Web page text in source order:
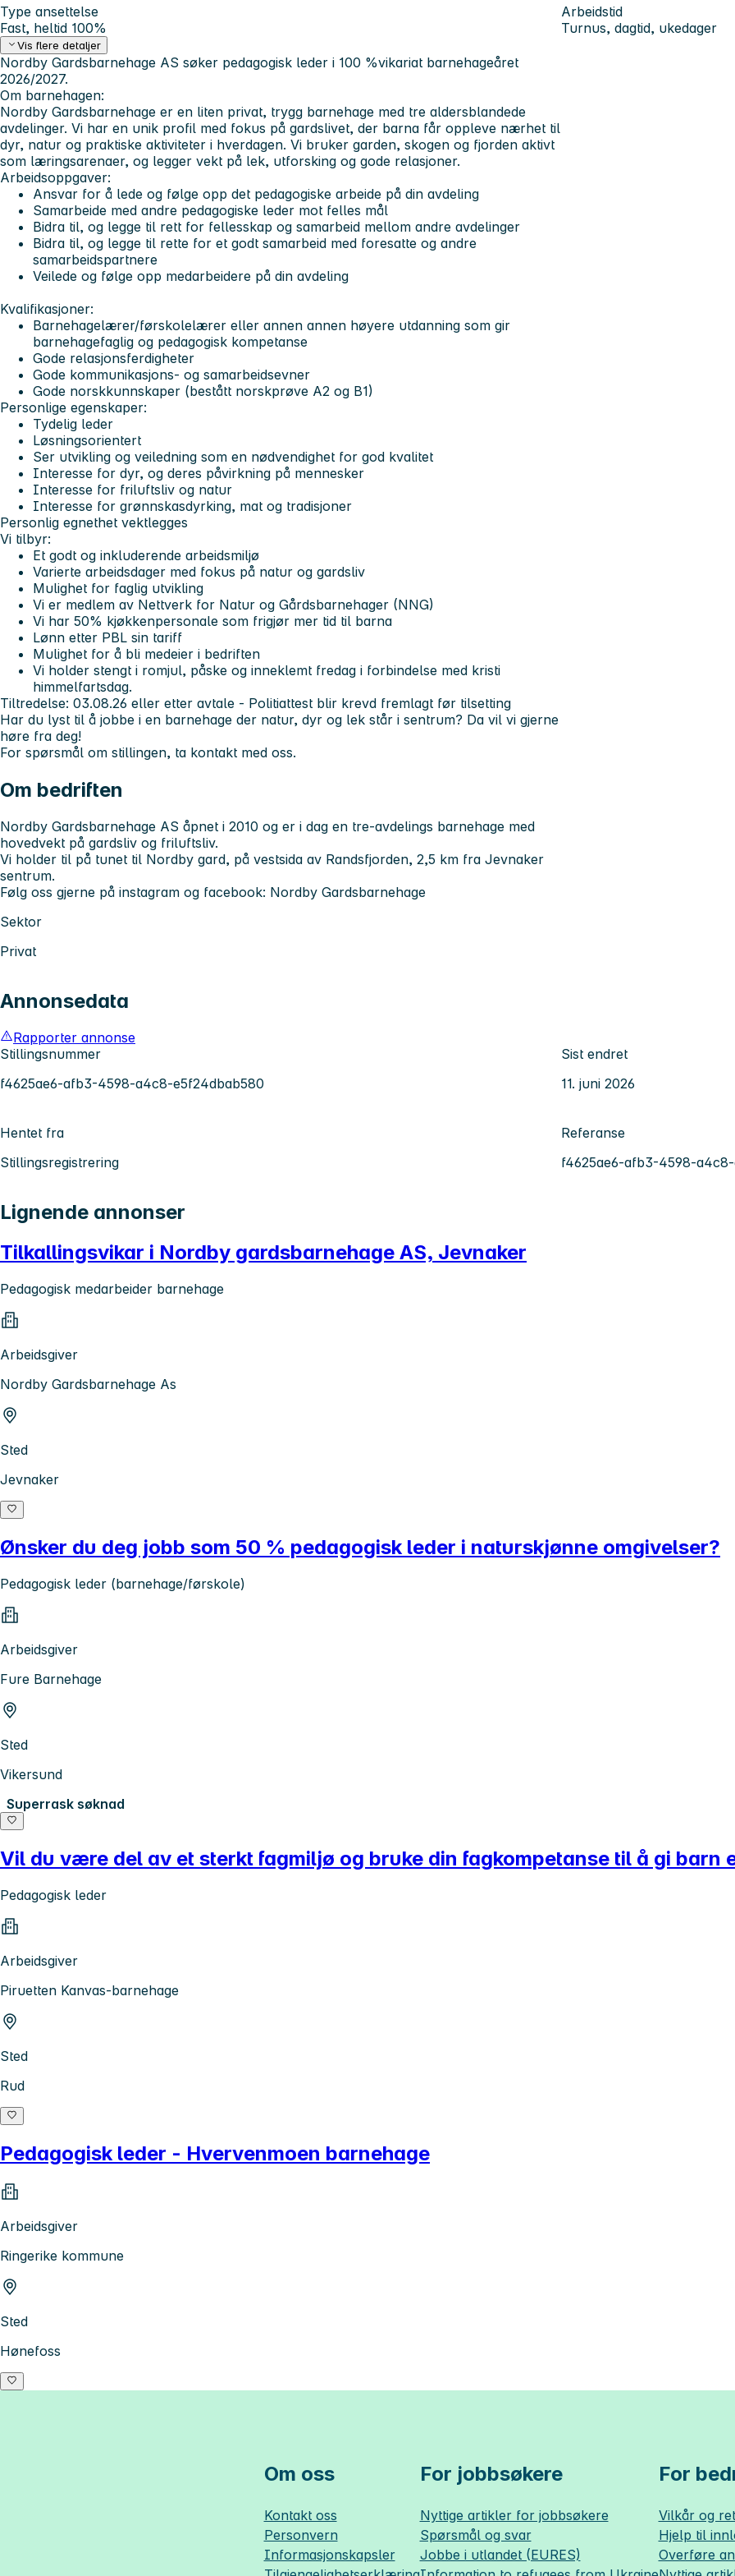
Type ansettelse
Fast, heltid 100%
Arbeidstid
Turnus, dagtid, ukedager
Vis flere detaljer
Nordby Gardsbarnehage AS søker pedagogisk leder i 100 %vikariat barnehageåret
2026/2027.
Om barnehagen:
Nordby Gardsbarnehage er en liten privat, trygg barnehage med tre aldersblandede
avdelinger. Vi har en unik profil med fokus på gardslivet, der barna får oppleve nærhet til
dyr, natur og praktiske aktiviteter i hverdagen. Vi bruker garden, skogen og fjorden aktivt
som læringsarenaer, og legger vekt på lek, utforsking og gode relasjoner.
Arbeidsoppgaver:
Ansvar for å lede og følge opp det pedagogiske arbeide på din avdeling
Samarbeide med andre pedagogiske leder mot felles mål
Bidra til, og legge til rett for fellesskap og samarbeid mellom andre avdelinger
Bidra til, og legge til rette for et godt samarbeid med foresatte og andre
samarbeidspartnere
Veilede og følge opp medarbeidere på din avdeling
Kvalifikasjoner:
Barnehagelærer/førskolelærer eller annen annen høyere utdanning som gir
barnehagefaglig og pedagogisk kompetanse
Gode relasjonsferdigheter
Gode kommunikasjons- og samarbeidsevner
Gode norskkunnskaper (bestått norskprøve A2 og B1)
Personlige egenskaper:
Tydelig leder
Løsningsorientert
Ser utvikling og veiledning som en nødvendighet for god kvalitet
Interesse for dyr, og deres påvirkning på mennesker
Interesse for friluftsliv og natur
Interesse for grønnskasdyrking, mat og tradisjoner
Personlig egnethet vektlegges
Vi tilbyr:
Et godt og inkluderende arbeidsmiljø
Varierte arbeidsdager med fokus på natur og gardsliv
Mulighet for faglig utvikling
Vi er medlem av Nettverk for Natur og Gårdsbarnehager (NNG)
Vi har 50% kjøkkenpersonale som frigjør mer tid til barna
Lønn etter PBL sin tariff
Mulighet for å bli medeier i bedriften
Vi holder stengt i romjul, påske og inneklemt fredag i forbindelse med kristi
himmelfartsdag.
Tiltredelse: 03.08.26 eller etter avtale - Politiattest blir krevd fremlagt før tilsetting
Har du lyst til å jobbe i en barnehage der natur, dyr og lek står i sentrum? Da vil vi gjerne
høre fra deg!
For spørsmål om stillingen, ta kontakt med oss.
Om bedriften
Nordby Gardsbarnehage AS åpnet i 2010 og er i dag en tre-avdelings barnehage med
hovedvekt på gardsliv og friluftsliv.
Vi holder til på tunet til Nordby gard, på vestsida av Randsfjorden, 2,5 km fra Jevnaker
sentrum.
Følg oss gjerne på instagram og facebook: Nordby Gardsbarnehage
Sektor
Privat
Annonsedata
Rapporter annonse
Stillingsnummer
f4625ae6-afb3-4598-a4c8-e5f24dbab580
Sist endret
11. juni 2026
Hentet fra
Stillingsregistrering
Referanse
f4625ae6-afb3-4598-
Lignende annonser
Tilkallingsvikar i Nordby gardsbarnehage AS, Jevnaker
Pedagogisk medarbeider barnehage
Arbeidsgiver
Nordby Gardsbarnehage As
Sted
Jevnaker
Ønsker du deg jobb som 50 % pedagogisk leder i naturskjønne omgivelser?
Pedagogisk leder (barnehage/førskole)
Arbeidsgiver
Fure Barnehage
Sted
Vikersund
Superrask søknad
Vil du være del av et sterkt fagmiljø og bruke din fagkompetanse til å gi barn
Pedagogisk leder
Arbeidsgiver
Piruetten Kanvas-barnehage
Sted
Rud
Pedagogisk leder - Hvervenmoen barnehage
Arbeidsgiver
Ringerike kommune
Sted
Hønefoss
Om oss
Kontakt oss
Personvern
Informasjonskapsler
For jobbsøkere
Nyttige artikler for jobbsøkere
Spørsmål og svar
Jobbe i utlandet (EURES)
For
Vilkår og
Hjelp til
Overføre